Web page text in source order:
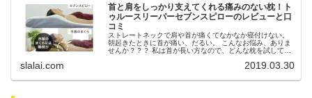
首と肩をしっかり支えてくれる痛みのない枕！ト
ゥルースリーパーセブンスピローのレビューと口
コミ
ストレートネックで肩や首が痛くてなかなか寝付けない。
朝起きたときに首が痛い、だるい。 こんなお悩み、ありま
せんか？？？ 私は首が長い方なので、どんな枕を試しても
slalai.com 2019.03.30